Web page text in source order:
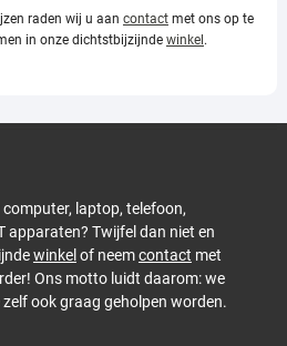
raden wij u aan contactmet ons op te
in onze dichtstbijzijnde winkel.
laptop, telefoon,
apparaten? Twijfel dan niet en
winkelof neemcontact met
Ons motto luidt daarom: we
ook graag geholpen worden.